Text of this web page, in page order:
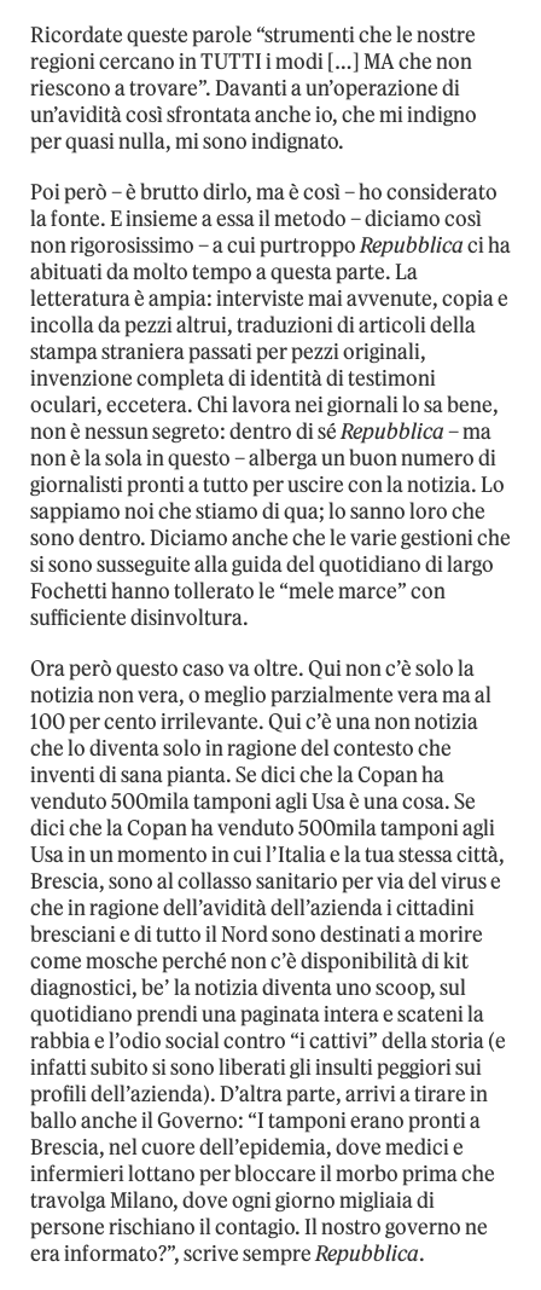
Ricordate queste parole “strumenti che le nostre
regioni cercano in TUTTI i modi […] MA che non
riescono a trovare”. Davanti a un’operazione di
un’avidità così sfrontata anche io, che mi indigno
per quasi nulla, mi sono indignato.
Poi però – è brutto dirlo, ma è così – ho considerato
la fonte. E insieme a essa il metodo – diciamo così
non rigorosissimo – a cui purtroppoRepubblicaci ha
abituati da molto tempo a questa parte. La
letteratura è ampia: interviste mai avvenute, copia e
incolla da pezzi altrui, traduzioni di articoli della
stampa straniera passati per pezzi originali,
invenzione completa di identità di testimoni
oculari, eccetera. Chi lavora nei giornali lo sa bene,
non è nessun segreto: dentro di séRepubblica– ma
non è la sola in questo – alberga un buon numero di
giornalisti pronti a tutto per uscire con la notizia. Lo
sappiamo noi che stiamo di qua; lo sanno loro che
sono dentro. Diciamo anche che le varie gestioni che
si sono susseguite alla guida del quotidiano di largo
Fochetti hanno tollerato le “mele marce” con
sufficiente disinvoltura.
Ora però questo caso va oltre. Qui non c’è solo la
notizia non vera, o meglio parzialmente vera ma al
100 per cento irrilevante. Qui c’è una non notizia
che lo diventa solo in ragione del contesto che
inventi di sana pianta. Se dici che la Copan ha
venduto 500mila tamponi agli Usa è una cosa. Se
dici che la Copan ha venduto 500mila tamponi agli
Usa in un momento in cui l’Italia e la tua stessa città,
Brescia, sono al collasso sanitario per via del virus e
che in ragione dell’avidità dell’azienda i cittadini
bresciani e di tutto il Nord sono destinati a morire
come mosche perché non c’è disponibilità di kit
diagnostici, be’ la notizia diventa uno scoop, sul
quotidiano prendi una paginata intera e scateni la
rabbia e l’odio social contro “i cattivi” della storia (e
infatti subito si sono liberati gli insulti peggiori sui
profili dell’azienda). D’altra parte, arrivi a tirare in
ballo anche il Governo: “I tamponi erano pronti a
Brescia, nel cuore dell’epidemia, dove medici e
infermieri lottano per bloccare il morbo prima che
travolga Milano, dove ogni giorno migliaia di
persone rischiano il contagio. Il nostro governo ne
era informato?”, scrive sempreRepubblica.